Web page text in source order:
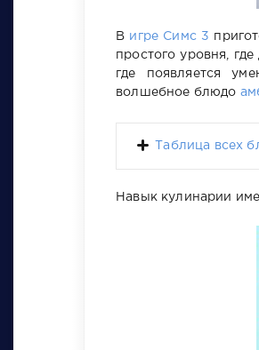
В игре Симс 3
простого уровня,
где появляется
волшебное блюдо
Таблица всех
Навык кулинарии